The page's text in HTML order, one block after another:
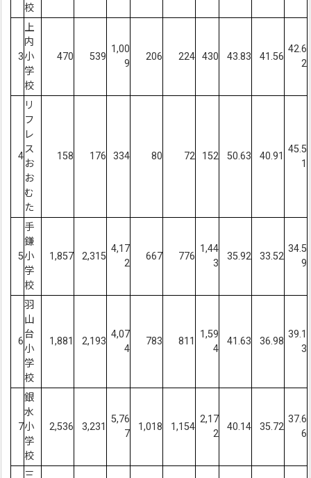
校
3
上
内
小
学
校
470 539
1,00
9
206 224 430 43.83 41.56
42.6
2
4
リ
フ
レ
ス
お
お
む
た
158 176 334 80 72 152 50.63 40.91
45.5
1
5
手
鎌
小
学
校
1,857 2,315
4,17
2
667 776
1,44
3
35.92 33.52
34.5
9
6
羽
山
台
小
学
校
1,881 2,193
4,07
4
783 811
1,59
4
41.63 36.98
39.1
3
7
銀
水
小
学
校
2,536 3,231
5,76
7
1,018 1,154
2,17
2
40.14 35.72
37.6
6
三